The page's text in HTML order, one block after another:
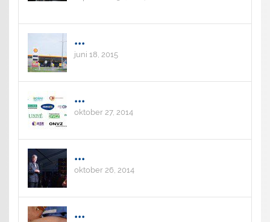
...
juni 18, 2015
...
oktober 27, 2014
...
oktober 26, 2014
...